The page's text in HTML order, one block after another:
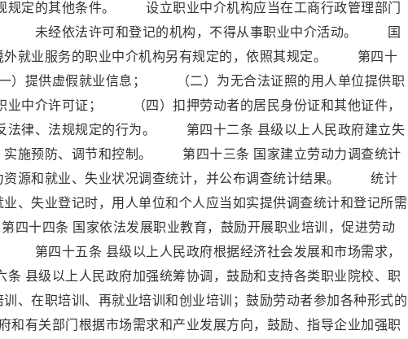
定的其他条件。 设立职业中介机构应当在工商行政管理部门
。 未经依法许可和登记的机构，不得从事职业中介活动。 国
外就业服务的职业中介机构另有规定的，依照其规定。 第四十
提供虚假就业信息； （二）为无合法证照的用人单位提供职
中介许可证； （四）扣押劳动者的居民身份证和其他证件，
律、法规规定的行为。 第四十二条 县级以上人民政府建立失
实施预防、调节和控制。 第四十三条 国家建立劳动力调查统计
资源和就业、失业状况调查统计，并公布调查统计结果。 统计
、失业登记时，用人单位和个人应当如实提供调查统计和登记所需
四条 国家依法发展职业教育，鼓励开展职业培训，促进劳动
第四十五条 县级以上人民政府根据经济社会发展和市场需求，
级以上人民政府加强统筹协调，鼓励和支持各类职业院校、职
、在职培训、再就业培训和创业培训；鼓励劳动者参加各种形式的
关部门根据市场需求和产业发展方向，鼓励、指导企业加强职